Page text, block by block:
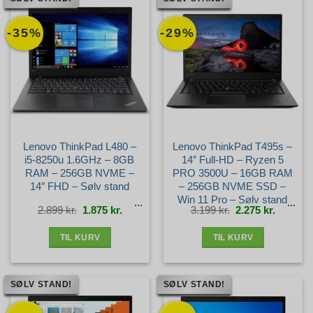
-35%
Lenovo ThinkPad L480 –
i5-8250u 1.6GHz – 8GB
RAM – 256GB NVME –
14″ FHD – Sølv stand
2.899kr. Den
oprindelige
pris
1.875 kr. Den
aktuelle
pris
TIL KURV
-29%
Lenovo ThinkPad T495s –
14″ Full-HD – Ryzen 5
PRO 3500U – 16GB RAM
– 256GB NVME SSD –
Win 11 Pro – Sølv stand
3.199kr. Den
oprindelige
pris
2.275 kr. Den
aktuelle
pris
TIL KURV
SØLV STAND! SØLV STAND!